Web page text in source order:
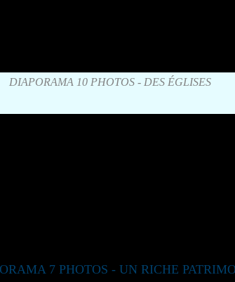
DIAPORAMA 10 PHOTOS - DES ÉGLISES